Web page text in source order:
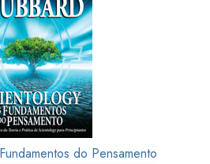
do Pensamento